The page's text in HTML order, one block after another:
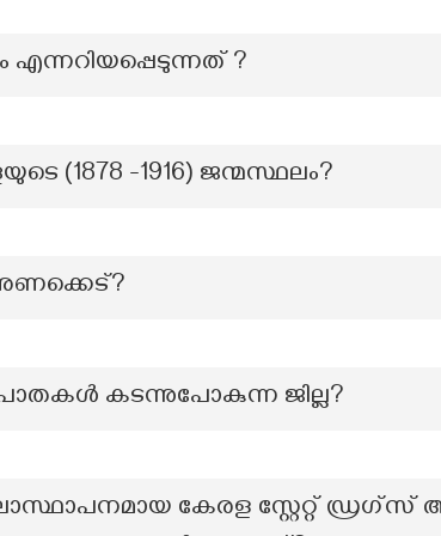
എന്നറിയപ്പെടുന്നത് ?
(1878 -1916) ജന്മസ്ഥലം?
കടന്നുപോകുന്ന ജില്ല?
കേരള സ്റ്റേറ്റ്